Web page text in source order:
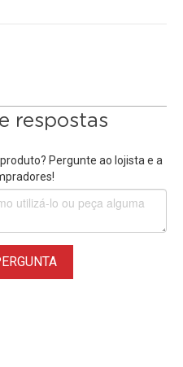
100% reciclável
e de Filmagem
Yellow
é perfeito para
profissionais em
respostas
Pergunte ao lojista e a